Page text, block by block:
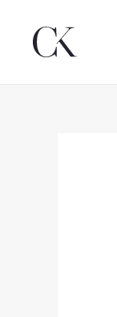
content